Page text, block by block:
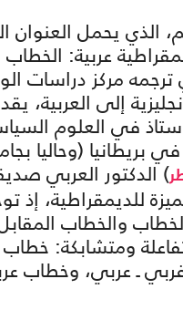
الذي يحمل العنوان
عربية:
ترجمه مركز دراسات
إلى العربية،
في العلوم
بريطانيا (وحاليا
) الدكتور العربي
للديمقراطية، إذ
والخطاب
ومتشابكة:
ـ عربي، وخطاب